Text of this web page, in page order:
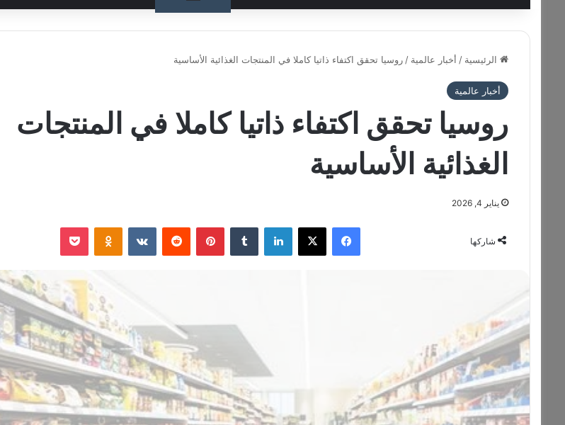
الرئيسية / أخبار عالمية / روسيا تحقق اكتفاء ذاتيا كاملا في المنتجات الغذائية الأساسية
أخبار عالمية
روسيا تحقق اكتفاء ذاتيا كاملا في المنتجات
الغذائية الأساسية
يناير 4, 2026
شاركها
فيسبوك ‫X لينكدإن ‏Tumblr بينتيريست ‏Reddit
‏VKontakte
Odnoklassniki
‫Pocket